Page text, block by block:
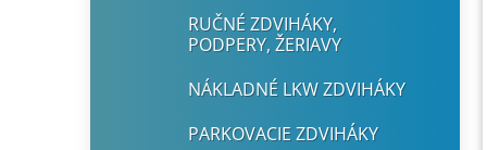
RUČNÉ ZDVIHÁKY,
PODPERY, ŽERIAVY
NÁKLADNÉ LKW ZDVIHÁKY
PARKOVACIE ZDVIHÁKY